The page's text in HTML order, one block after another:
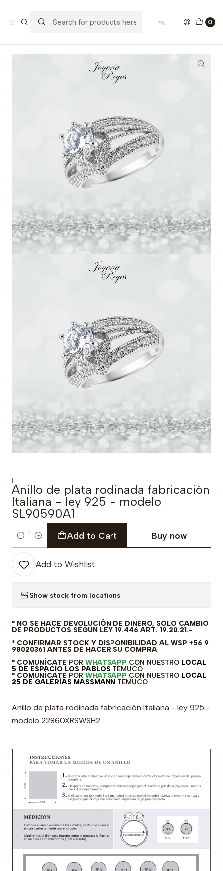
0
Anillo de plata rodinada fabricación Italiana - ley 925 -
modelo SL90590A1
|
Anillo de plata rodinada fabricación
Italiana - ley 925 - modelo
SL90590A1
Quantity
Add to Cart Buy now
Add to Wishlist
Show stock from locations
* NO SE HACE DEVOLUCIÓN DE DINERO, SOLO CAMBIO
DE PRODUCTOS SEGUN LEY 19.446 ART. 19.20.21.-
* CONFIRMAR STOCK Y DISPONIBILIDAD AL WSP +56 9
98020361 ANTES DE HACER SU COMPRA
* COMUNÍCATE POR WHATSAPP CON NUESTRO LOCAL
5 DE ESPACIO LOS PABLOS TEMUCO
* COMUNÍCATE POR WHATSAPP CON NUESTRO LOCAL
25 DE GALERÍAS MASSMANN TEMUCO
Anillo de plata rodinada fabricación Italiana - ley 925 -
modelo 22860XRSWSH2